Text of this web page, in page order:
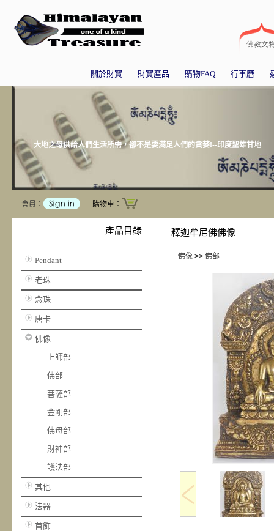
關於財寶 財寶產品 購物FAQ 行事曆
大地之母供給人們生活所需，卻不是要滿足人們的貪婪!--印度聖雄甘地
會員： 購物車：
產品目錄
Pendant
老珠
念珠
唐卡
佛像
上師部
佛部
菩薩部
金剛部
佛母部
財神部
護法部
其他
法器
首飾
釋迦牟尼佛佛像
佛像>> 佛部